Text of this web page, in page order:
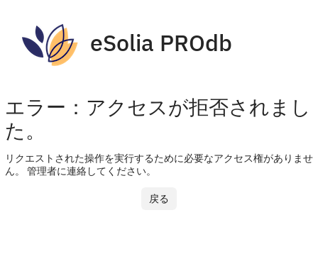
eSolia PROdb
エラー：アクセスが拒否されまし
た。
リクエストされた操作を実行するために必要なアクセス権がありませ
ん。 管理者に連絡してください。
戻る